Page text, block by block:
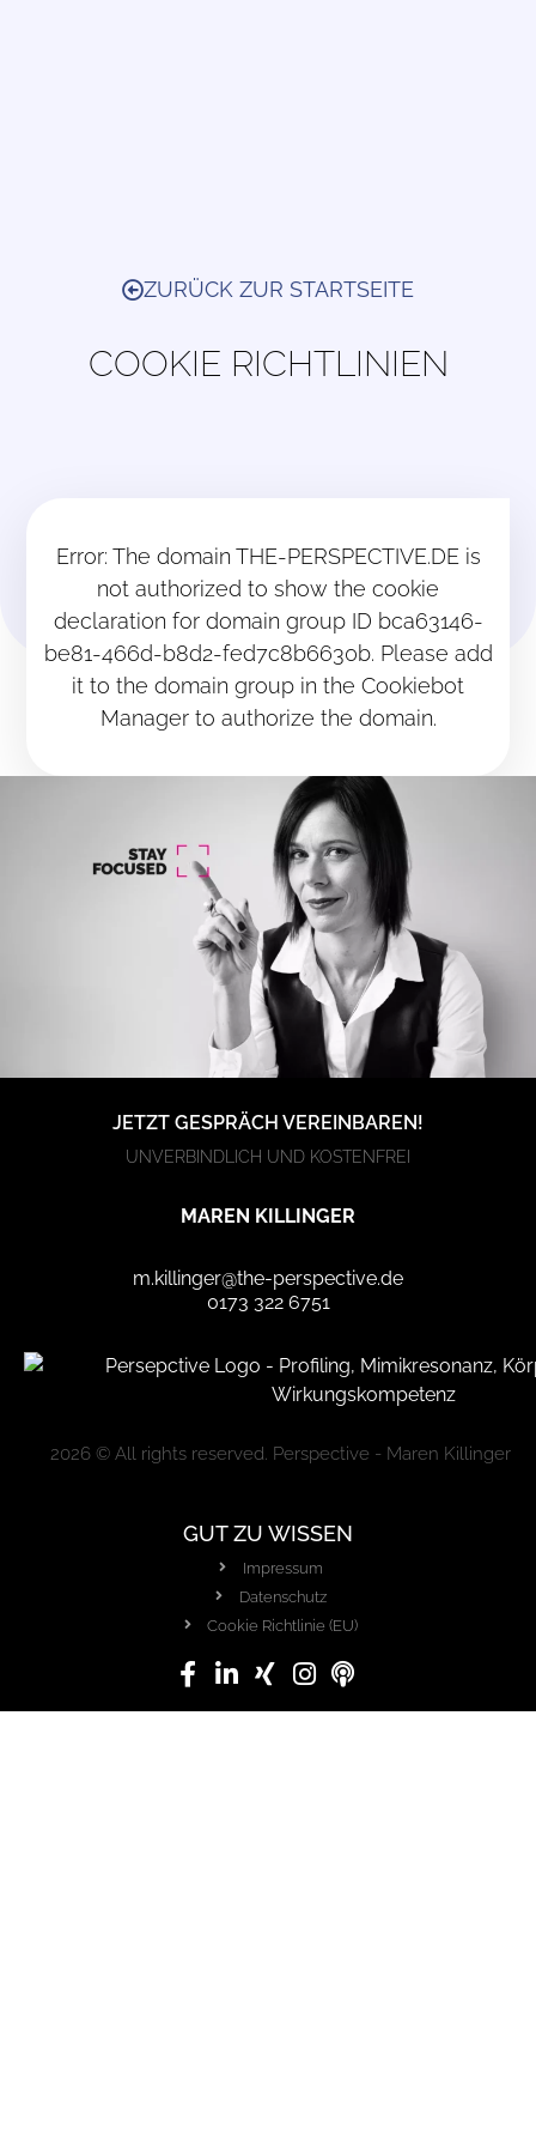
ZURÜCK ZUR STARTSEITE
COOKIE RICHTLINIEN
Error: The domain THE-PERSPECTIVE.DE is
not authorized to show the cookie
declaration for domain group ID bca63146-
be81-466d-b8d2-fed7c8b6630b. Please add
it to the domain group in the Cookiebot
Manager to authorize the domain.
JETZT GESPRÄCH VEREINBAREN!
UNVERBINDLICH UND KOSTENFREI
MAREN KILLINGER
m.killinger@the-perspective.de
0173 322 6751
2026 © All rights reserved. Perspective - Maren Killinger
GUT ZU WISSEN
Impressum
Datenschutz
Cookie Richtlinie (EU)